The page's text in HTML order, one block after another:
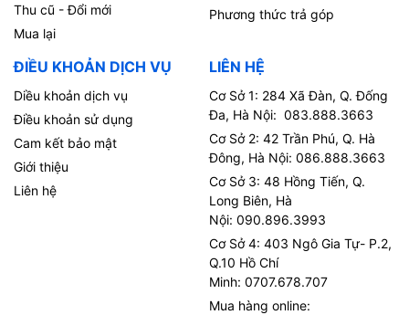
Thu cũ - Đổi mới
Mua lại
Phương thức trả góp
ĐIỀU KHOẢN DỊCH VỤ
Diều khoản dịch vụ
Điều khoản sử dụng
Cam kết bảo mật
Giới thiệu
Liên hệ
LIÊN HỆ
Cơ Sở 1: 284 Xã Đàn, Q. Đống
Đa, Hà Nội: 083.888.3663
Cơ Sở 2: 42 Trần Phú, Q. Hà
Đông, Hà Nội: 086.888.3663
Cơ Sở 3: 48 Hồng Tiến, Q.
Long Biên, Hà
Nội: 090.896.3993
Cơ Sở 4: 403 Ngô Gia Tự- P.2,
Q.10 Hồ Chí
Minh: 0707.678.707
Mua hàng online: